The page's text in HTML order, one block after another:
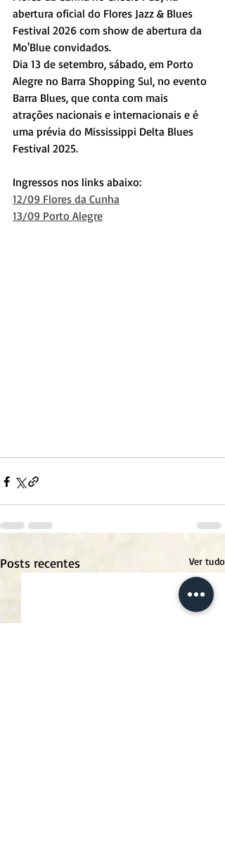
abertura oficial do Flores Jazz & Blues
Festival 2026 com show de abertura da
Mo'Blue convidados.
Dia 13 de setembro, sábado, em Porto
Alegre no Barra Shopping Sul, no evento
Barra Blues, que conta com mais
atrações nacionais e internacionais e é
uma prévia do Mississippi Delta Blues
Festival 2025.
Ingressos nos links abaixo:
12/09 Flores da Cunha
13/09 Porto Alegre
Posts recentes Ver tudo